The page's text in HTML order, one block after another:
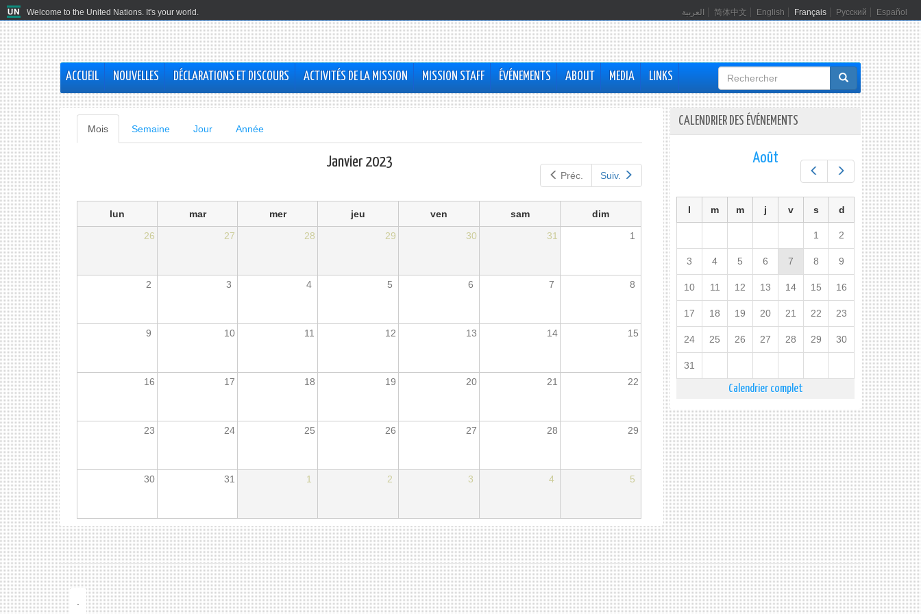
Welcome to the United Nations. It's your world. العربية 简体中文 English Français Русский Español
ACCUEIL NOUVELLES DÉCLARATIONS ET DISCOURS ACTIVITÉS DE LA MISSION MISSION STAFF ÉVÉNEMENTS ABOUT MEDIA LINKS
Formulaire
de
recherche
Onglets
principaux
Mois (onglet
actif)
Semaine Jour Année
Préc. Suiv.
Janvier 2023
lun mar mer jeu ven sam
dim
26
27 28 29 30 31 1
2 3 4 5 6 7 8
9 10 11 12 13 14 15
16 17 18 19 20 21 22
23 24 25 26 27 28 29
30 31 1 2 3 4 5
CALENDRIER DES ÉVÉNEMENTS
Préc. Suiv.
Août
l m m j v s d
1 2
3 4 5 6 7 8 9
10 11 12 13 14 15 16
17 18 19 20 21 22 23
24 25 26 27 28 29 30
31
Calendrier complet